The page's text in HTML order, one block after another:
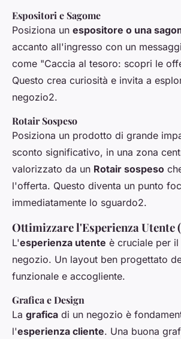
Espositori e Sagome
Posiziona un espositore o una
accanto all'ingresso con un
come "Caccia al tesoro: scopri le
Questo crea curiosità e invita a
negozio2.
Rotair Sospeso
Posiziona un prodotto di grande
sconto significativo, in una zona
valorizzato da un Rotair sospeso
l'offerta. Questo diventa un punto
immediatamente lo sguardo2.
Ottimizzare l'Esperienza Utente
L'esperienza utente è cruciale per
negozio. Un layout ben progettato
funzionale e accogliente.
Grafica e Design
La grafica di un negozio è
l'esperienza cliente. Una buona